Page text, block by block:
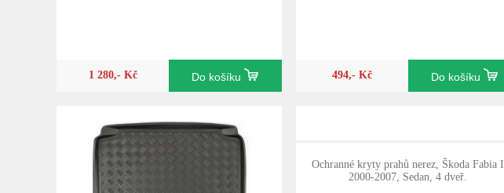
1 280,- Kč Do košíku 494,- Kč Do košíku
Ochranné kryty prahů nerez, Škoda Fabia I
2000-2007, Sedan, 4 dveř.